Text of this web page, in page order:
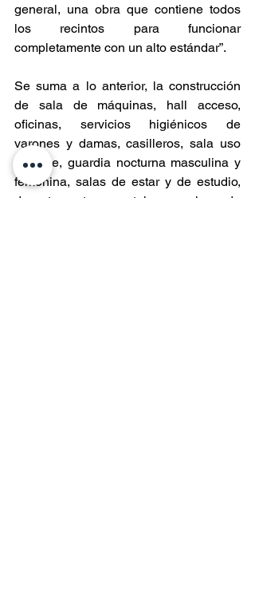
general, una obra que contiene todos
los recintos para funcionar
completamente con un alto estándar”.
Se suma a lo anterior, la construcción
de sala de máquinas, hall acceso,
oficinas, servicios higiénicos de
varones y damas, casilleros, sala uso
múltiple, guardia nocturna masculina y
femenina, salas de estar y de estudio,
departamento cuartelero, salas de